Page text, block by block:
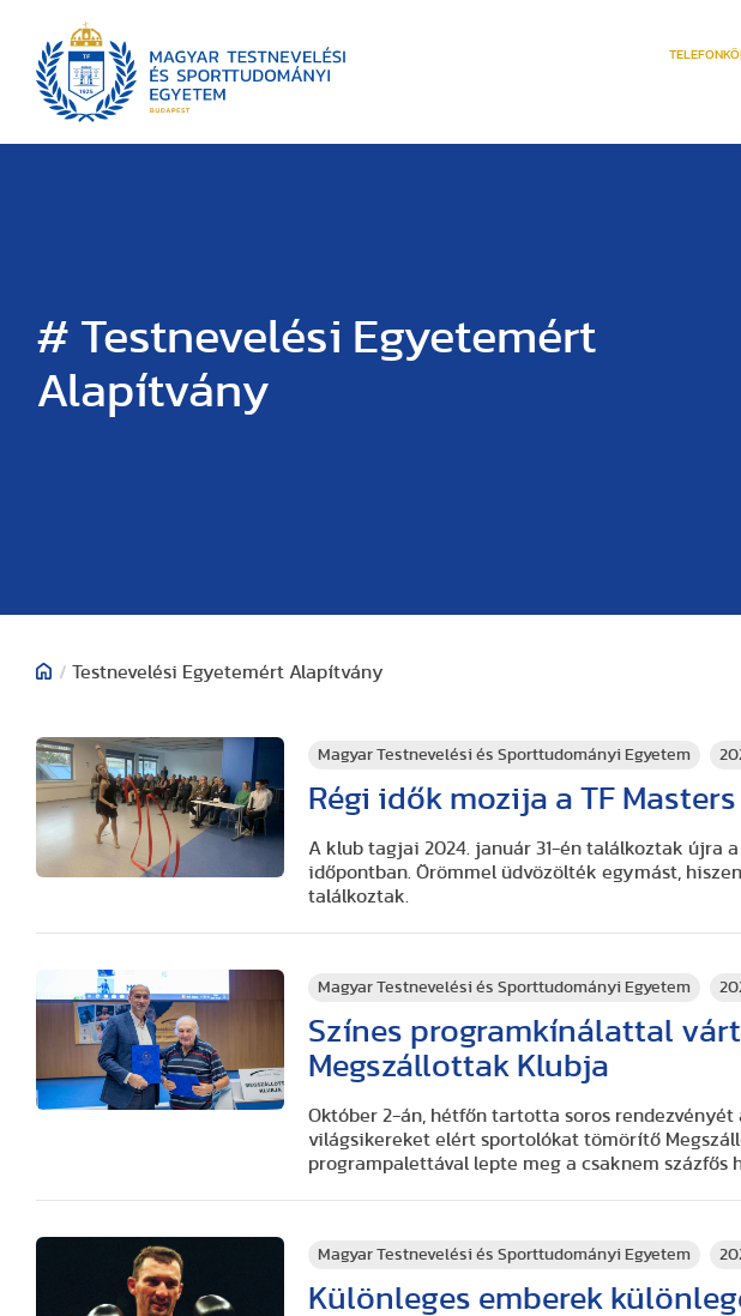
# Testnevelési Egyetemért
Alapítvány
/ Testnevelési Egyetemért Alapítvány
Magyar Testnevelési és Sporttudományi Egyetem
Régi idők mozija a TF
A klub tagjai 2024. január 31-én találkoztak újra
időpontban. Örömmel üdvözölték egymást,
találkoztak.
Magyar Testnevelési és Sporttudományi Egyetem
Színes programkínálattal
Megszállottak Klubja
Október 2-án, hétfőn tartotta soros
világsikereket elért sportolókat tömörítő
programpalettával lepte meg a csaknem százfős
Magyar Testnevelési és Sporttudományi Egyetem
Különleges emberek